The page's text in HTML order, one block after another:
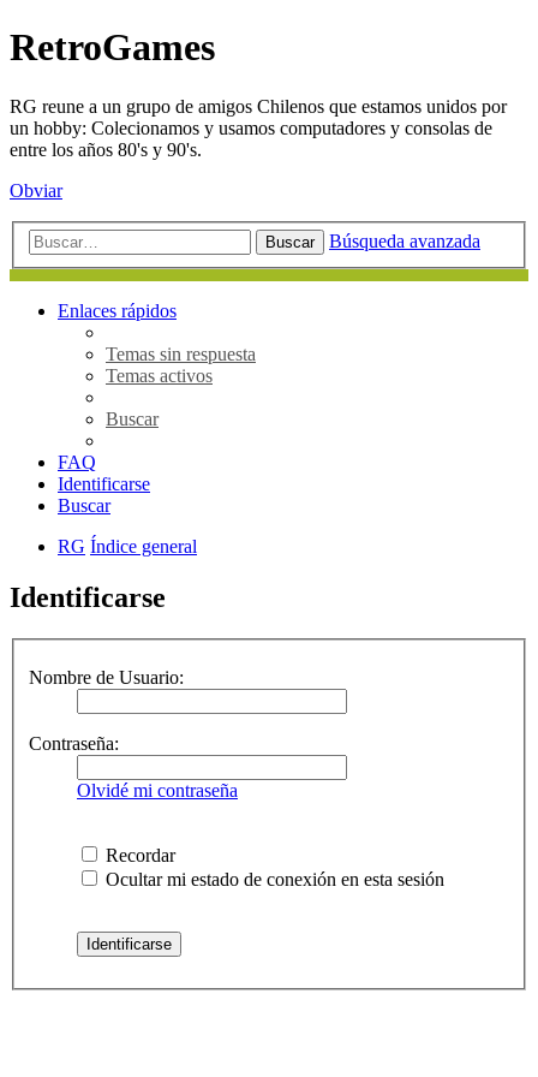
RetroGames
RG reune a un grupo de amigos Chilenos que estamos unidos por
un hobby: Colecionamos y usamos computadores y consolas de
entre los años 80's y 90's.
Obviar
Buscar Búsqueda avanzada
Enlaces rápidos
Temas sin respuesta
Temas activos
Buscar
FAQ
Identificarse
Buscar
RG Índice general
Identificarse
Nombre de Usuario:
Contraseña:
Olvidé mi contraseña
Recordar
Ocultar mi estado de conexión en esta sesión